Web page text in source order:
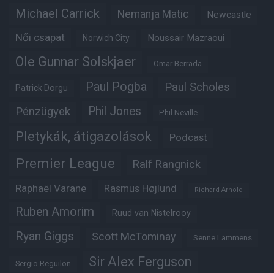
Michael Carrick Nemanja Matic Newcastle
Női csapat Norwich City Noussair Mazraoui
Ole Gunnar Solskjaer Omar Berrada
Patrick Dorgu Paul Pogba Paul Scholes
Pénzügyek Phil Jones Phil Neville
Pletykák, átigazolások Podcast
Premier League Ralf Rangnick
Raphaël Varane Rasmus Højlund Richard Arnold
Ruben Amorim Ruud van Nistelrooy
Ryan Giggs Scott McTominay Senne Lammens
Sergio Reguilon Sir Alex Ferguson